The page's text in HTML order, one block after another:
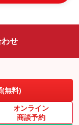
わせ
(無料)
オンライン
商談予約